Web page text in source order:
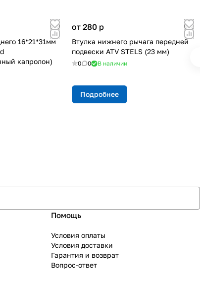
16*21*31мм
капролон)
от 280 p
Втулка нижнего рычага передней
подвески ATV STELS (23 мм)
0 0 В наличии
Подробнее
Помощь
Условия оплаты
Условия доставки
Гарантия и возврат
Вопрос-ответ